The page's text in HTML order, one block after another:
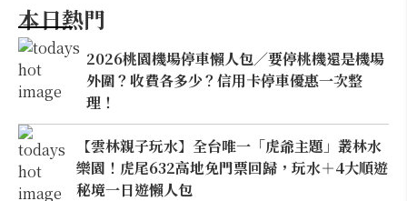
本日熱門
2026桃園機場停車懶人包／要停桃機還是機場
外圍？收費各多少？信用卡停車優惠一次整
理！
【雲林親子玩水】全台唯一「虎爺主題」叢林水
樂園！虎尾632高地免門票回歸，玩水＋4大順遊
秘境一日遊懶人包